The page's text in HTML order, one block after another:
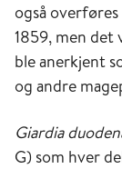
også
1859, men det
ble anerkjent
og andre
Giardia
G) som hver